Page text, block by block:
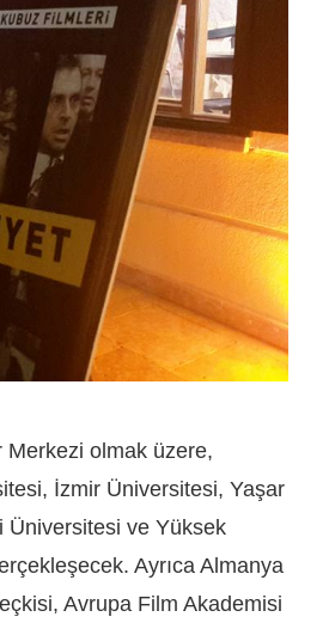
Merkezi olmak üzere,
İzmir Üniversitesi, Yaşar
Üniversitesi ve Yüksek
Ayrıca Almanya
Avrupa Film Akademisi